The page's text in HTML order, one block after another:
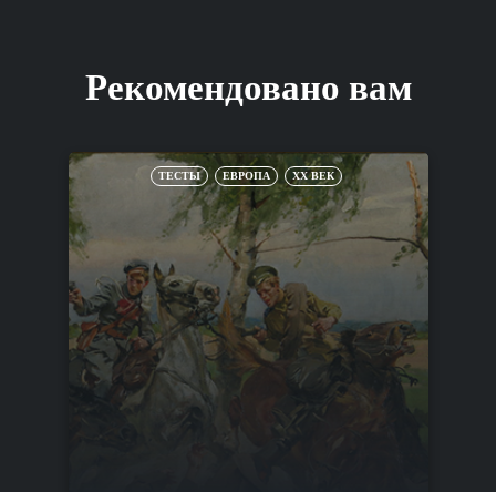
Рекомендовано вам
ТЕСТЫ ЕВРОПА XX ВЕК